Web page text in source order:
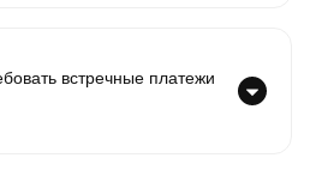
встречные платежи